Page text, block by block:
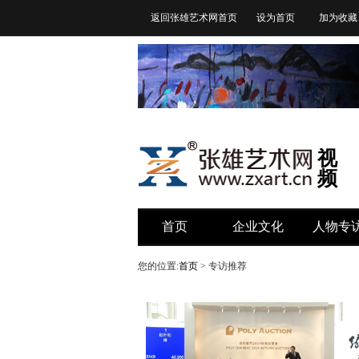
返回张雄艺术网首页 设为首页 加为收藏
视
频
首页 企业文化 人物专
您的位置:首页 > 专访推荐